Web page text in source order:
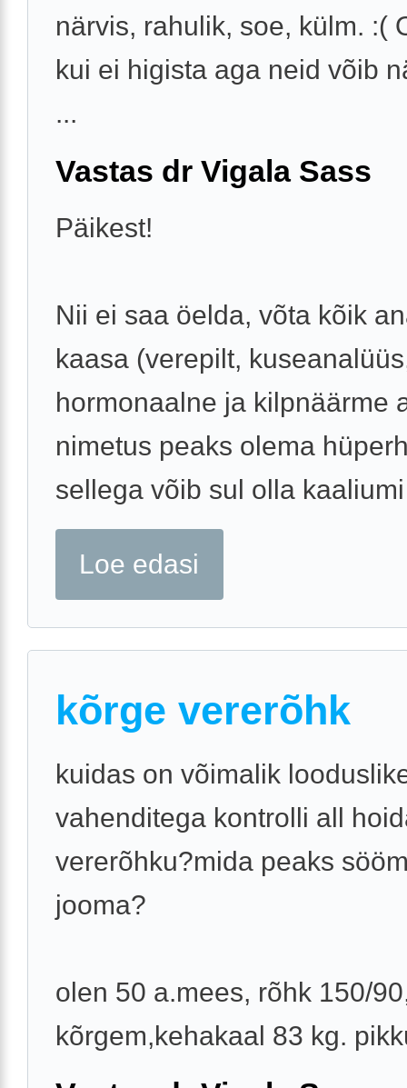
närvis, rahulik, soe, külm. :(
kui ei higista aga neid võib
...
Vastas dr Vigala Sass
Päikest!
Nii ei saa öelda, võta kõik
kaasa (verepilt,
hormonaalne ja kilpnäärme
nimetus peaks olema
sellega võib sul olla
Loe edasi
kõrge vererõhk
kuidas on võimalik
vahenditega kontrolli all
vererõhku?mida peaks
jooma?
olen 50 a.mees, rõhk 150/
kõrgem,kehakaal 83 kg.